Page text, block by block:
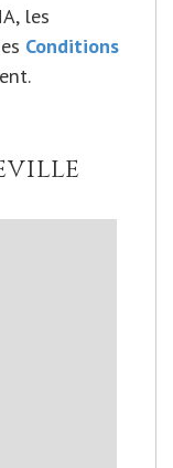
les
Conditions